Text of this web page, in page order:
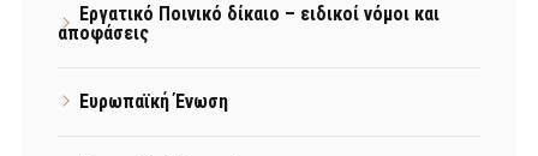
Εργατικό Ποινικό δίκαιο – ειδικοί νόμοι και
αποφάσεις
Ευρωπαϊκή Ένωση